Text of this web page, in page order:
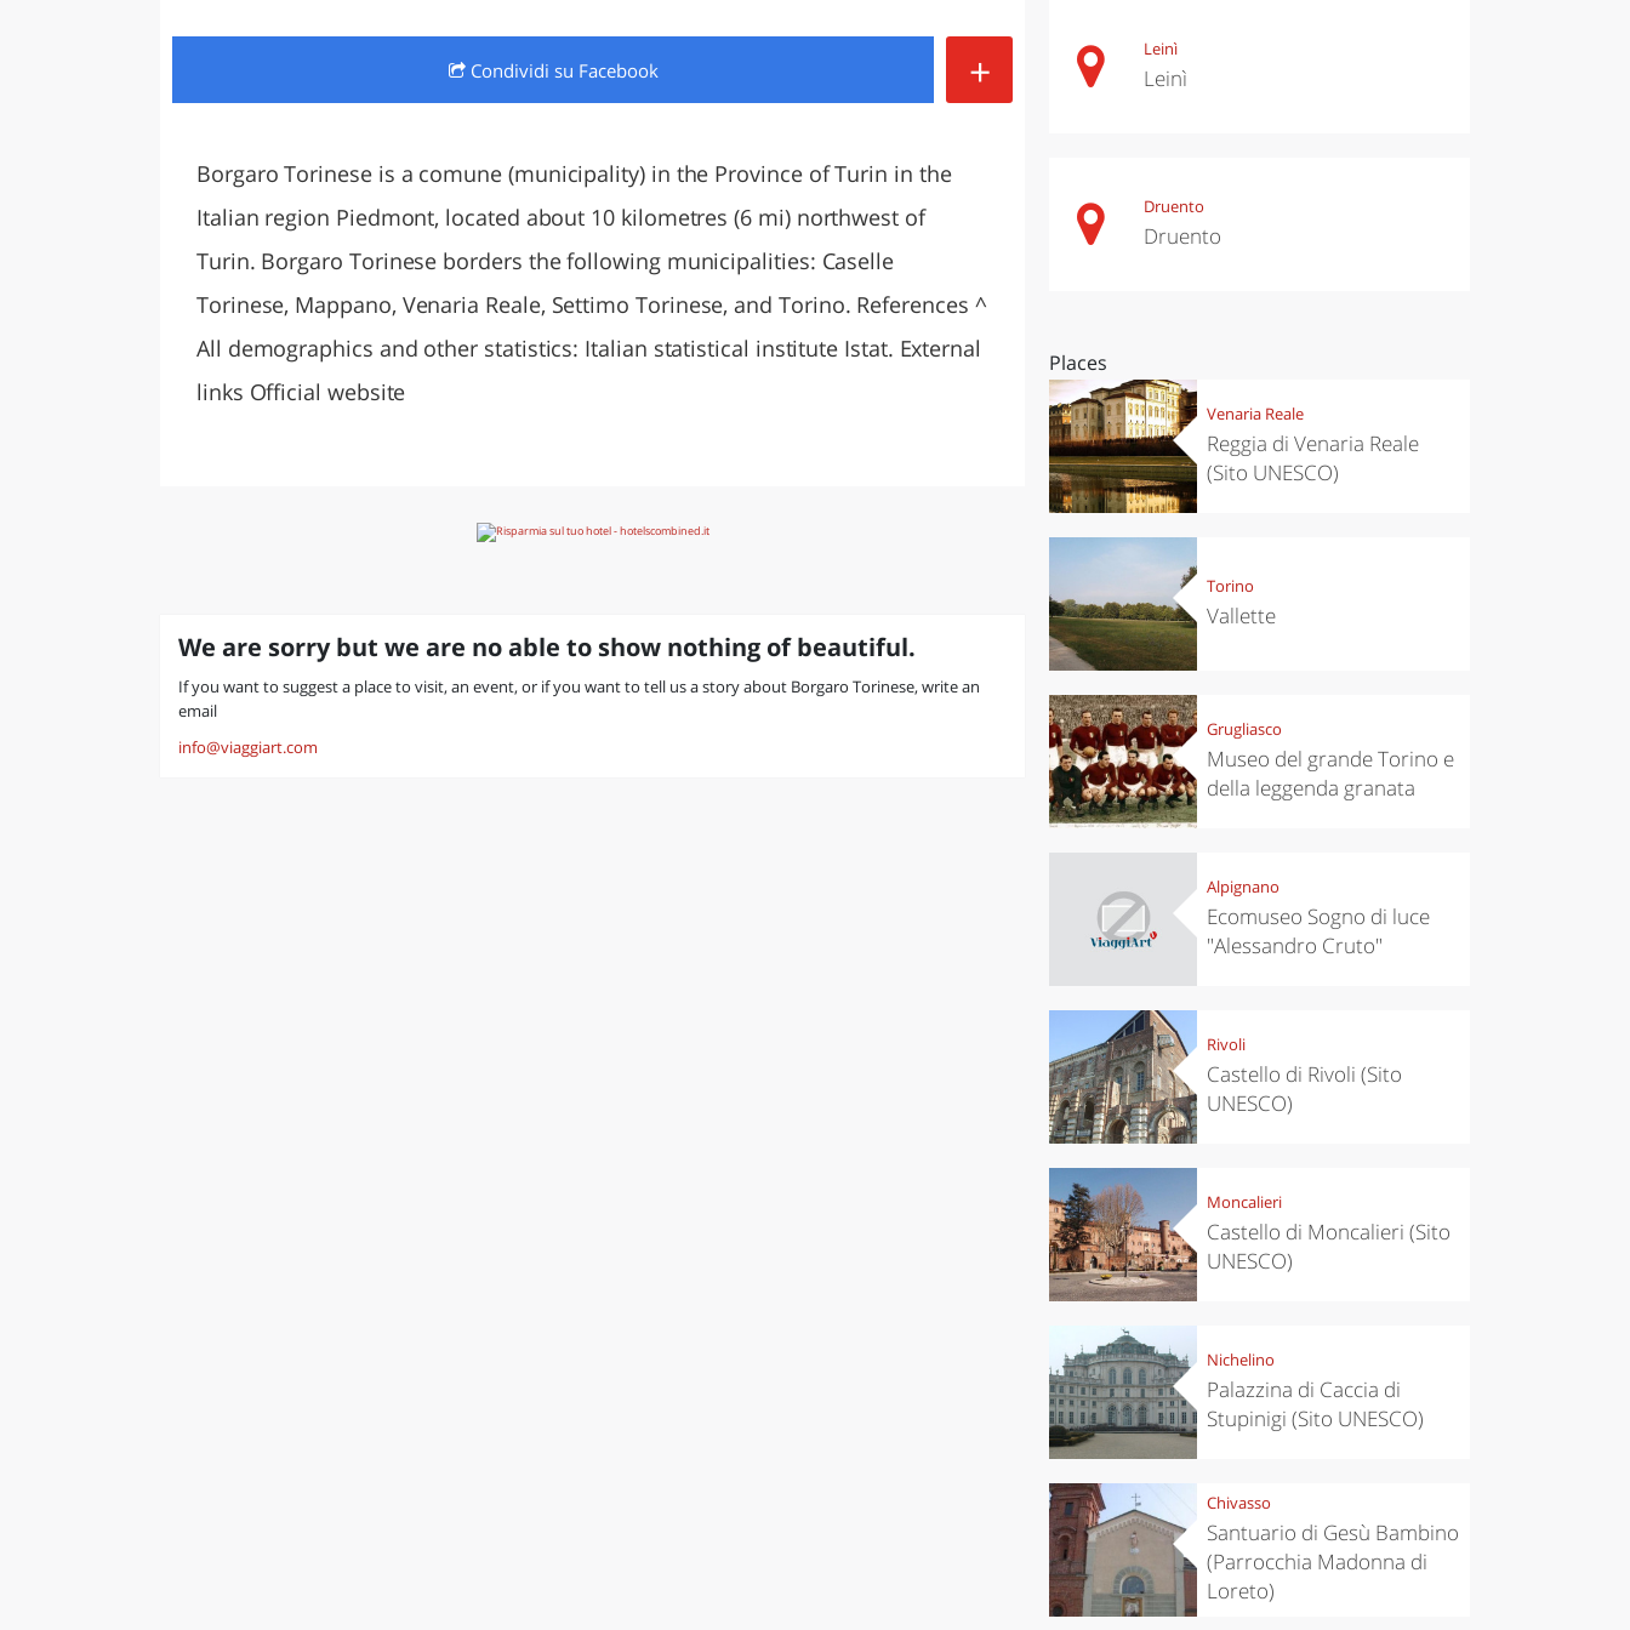
LAZIO SARDEGNA
Condividi su Facebook +
Borgaro Torinese is a comune (municipality) in the Province of Turin in the
Italian region Piedmont, located about 10 kilometres (6 mi) northwest of
Turin. Borgaro Torinese borders the following municipalities: Caselle
Torinese, Mappano, Venaria Reale, Settimo Torinese, and Torino. References ^
All demographics and other statistics: Italian statistical institute Istat. External
links Official website
We are sorry but we are no able to show nothing of beautiful.
If you want to suggest a place to visit, an event, or if you want to tell us a story about Borgaro Torinese, write an
email
info@viaggiart.com
Leinì
Leinì
Druento
Druento
Places
Venaria Reale
Reggia di Venaria Reale
(Sito UNESCO)
Torino
Vallette
Grugliasco
Museo del grande Torino e
della leggenda granata
Alpignano
Ecomuseo Sogno di luce
"Alessandro Cruto"
Rivoli
Castello di Rivoli (Sito
UNESCO)
Moncalieri
Castello di Moncalieri (Sito
UNESCO)
Nichelino
Palazzina di Caccia di
Stupinigi (Sito UNESCO)
Chivasso
Santuario di Gesù Bambino
(Parrocchia Madonna di
Loreto)